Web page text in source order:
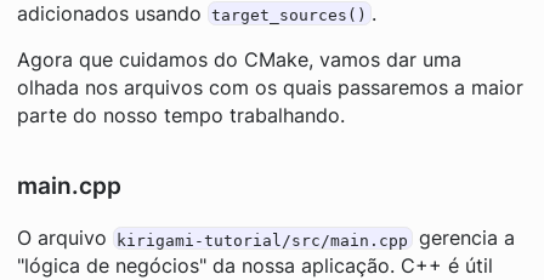
adicionados usando
target_sources() .
Agora que cuidamos do CMake, vamos dar uma
olhada nos arquivos com os quais passaremos a maior
parte do nosso tempo trabalhando.
main.cpp
O arquivo kirigami-tutorial/src/main.cpp
gerencia a
"lógica de negócios" da nossa aplicação. C++ é útil